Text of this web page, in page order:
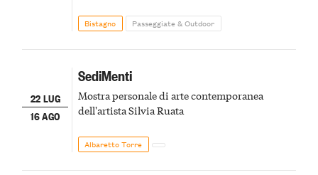
Bistagno Passeggiate & Outdoor
22 LUG
16 AGO
SediMenti
Mostra personale di arte contemporanea
dell'artista Silvia Ruata
Albaretto Torre